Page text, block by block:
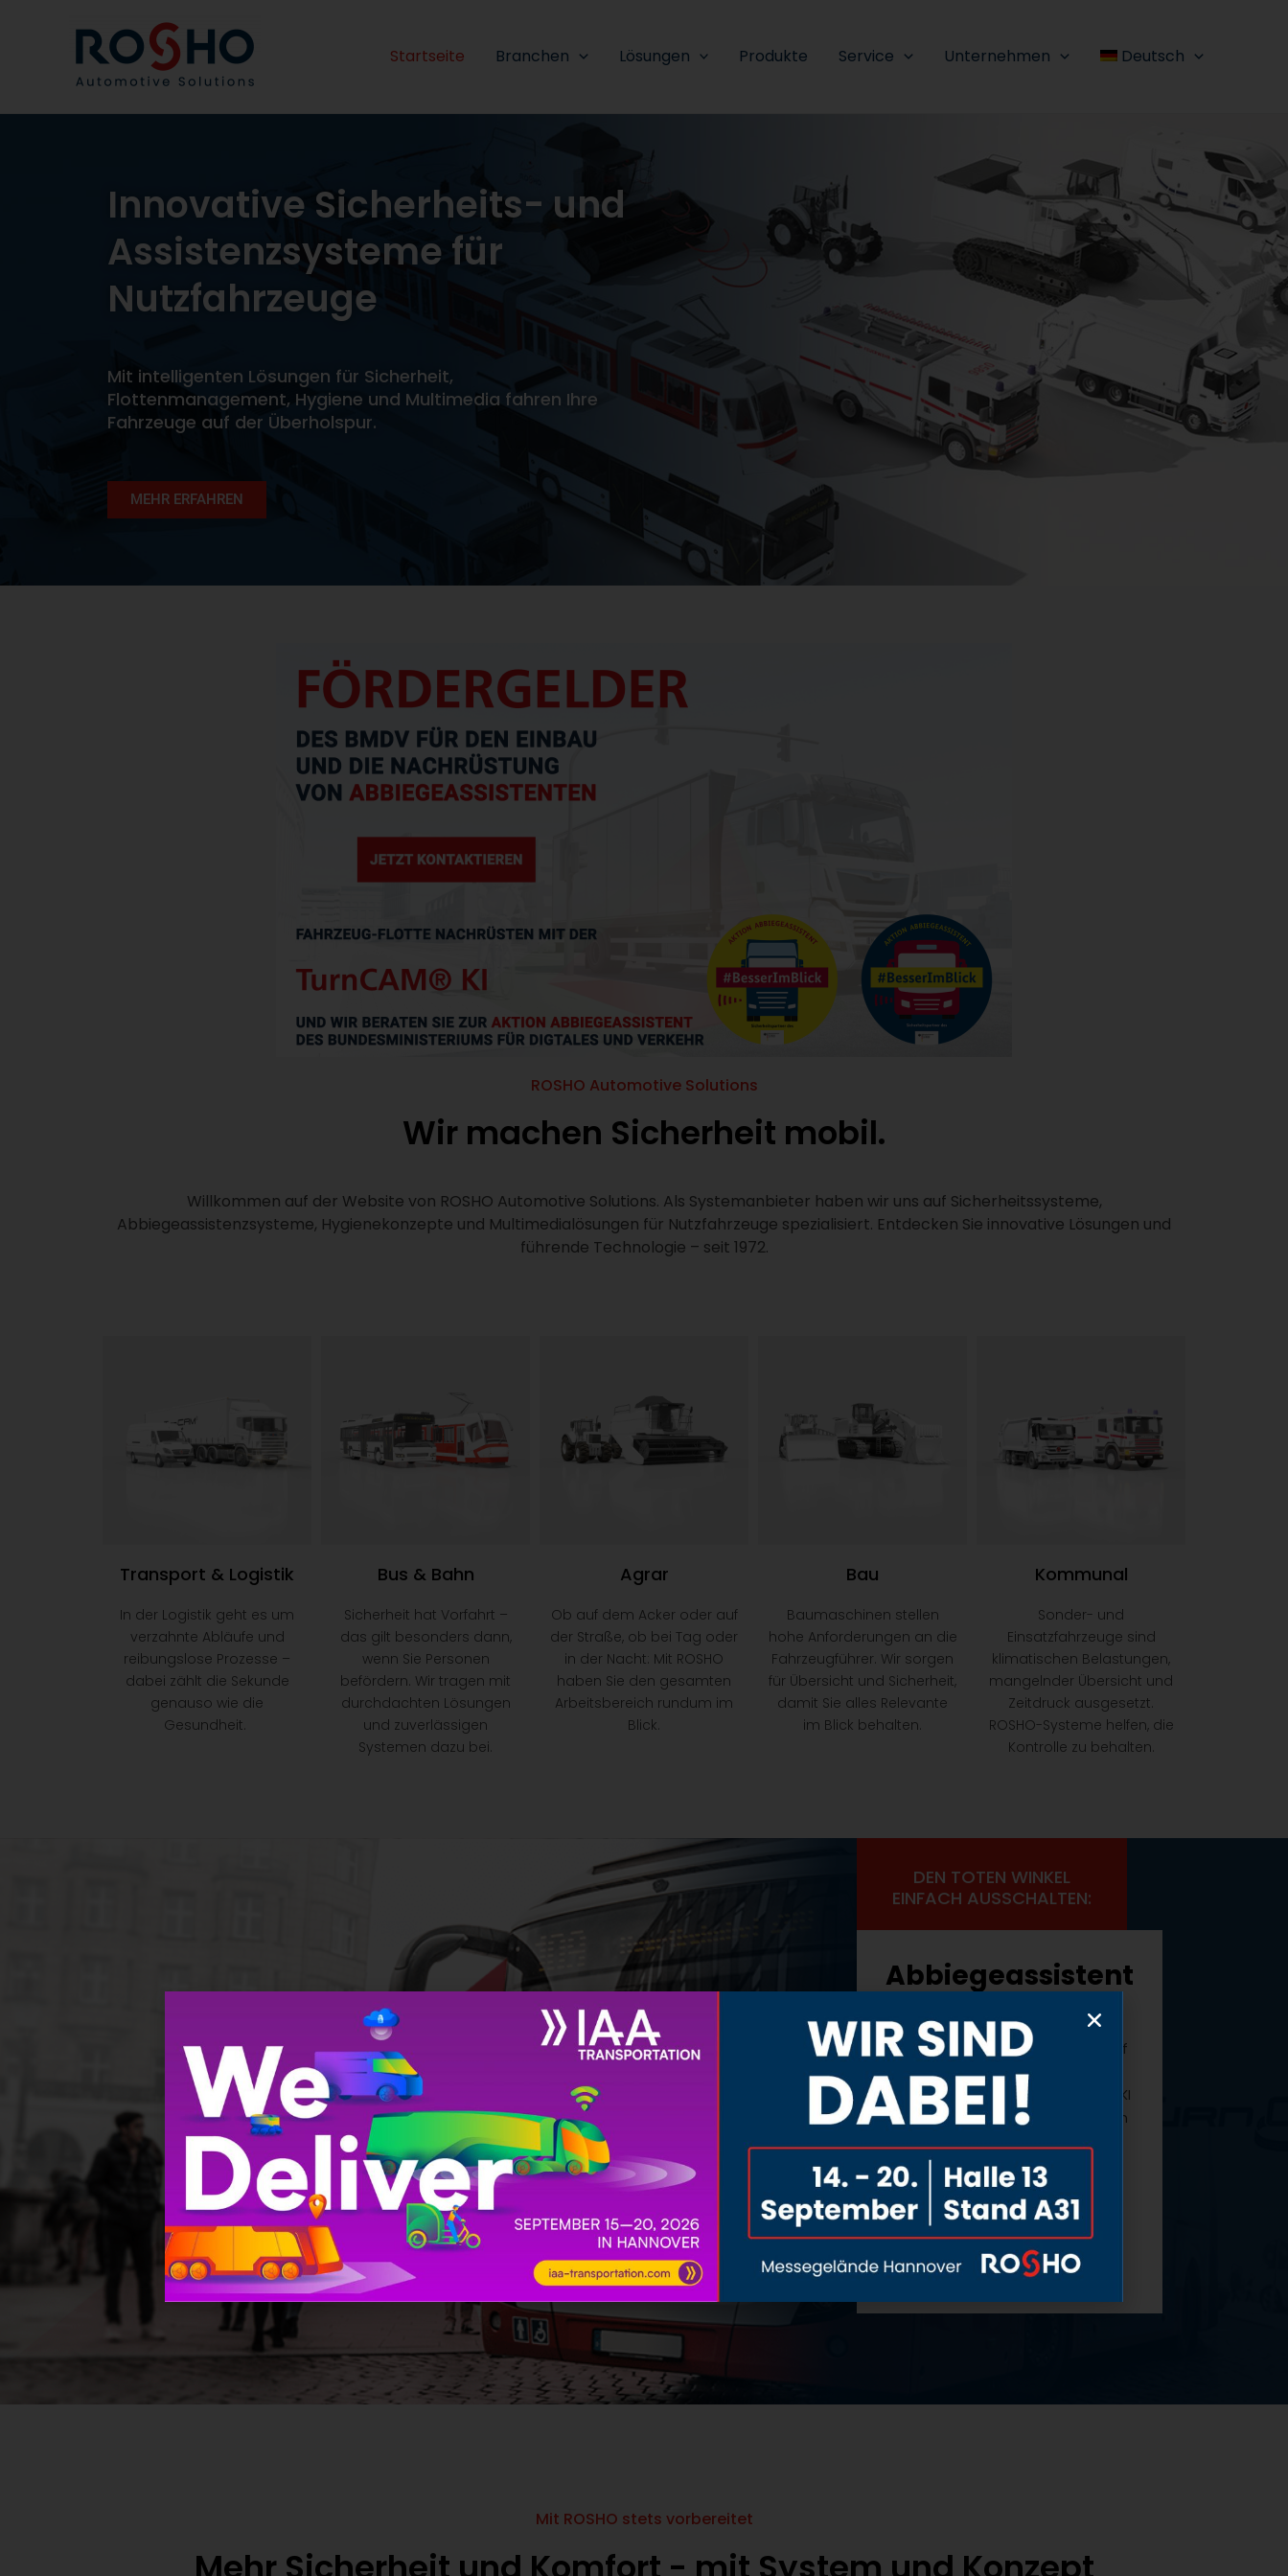
Startseite Branchen Lösungen Produkte Service Unternehmen Deutsch
Innovative Sicherheits- und
Assistenzsysteme für
Nutzfahrzeuge
Mit intelligenten Lösungen für Sicherheit,
Flottenmanagement, Hygiene und Multimedia fahren Ihre
Fahrzeuge auf der Überholspur.
MEHR ERFAHREN
ROSHO Automotive Solutions
Wir machen Sicherheit mobil.
Willkommen auf der Website von ROSHO Automotive Solutions. Als Systemanbieter haben wir uns auf Sicherheitssysteme,
Abbiegeassistenzsysteme, Hygienekonzepte und Multimedialösungen für Nutzfahrzeuge spezialisiert. Entdecken Sie innovative Lösungen und
führende Technologie – seit 1972.
Transport & Logistik​
In der Logistik geht es um
verzahnte Abläufe und
reibungslose Prozesse –
dabei zählt die Sekunde
genauso wie die
Gesundheit.
Bus & Bahn
Sicherheit hat Vorfahrt –
das gilt besonders dann,
wenn Sie Personen
befördern. Wir tragen mit
durchdachten Lösungen
und zuverlässigen
Systemen dazu bei.
Agrar
Ob auf dem Acker oder auf
der Straße, ob bei Tag oder
in der Nacht: Mit ROSHO
haben Sie den gesamten
Arbeitsbereich rundum im
Blick.
Bau
Baumaschinen stellen
hohe Anforderungen an die
Fahrzeugführer. Wir sorgen
für Übersicht und Sicherheit,
damit Sie alles Relevante
im Blick behalten.
Kommunal
Sonder- und
Einsatzfahrzeuge sind
klimatischen Belastungen,
mangelnder Übersicht und
Zeitdruck ausgesetzt.
ROSHO-Systeme helfen, die
Kontrolle zu behalten.
DEN TOTEN WINKEL
EINFACH AUSSCHALTEN:
Abbiegeassistent
TurnCAM® KI
Innovative Kameratechnik trifft auf
intelligente Erkennungssoftware:
Unser Abbiegeassistent TurnCAM® KI
erhöht die Sicherheit im fließenden
Verkehr und minimiert die
Gefährdung von Fußgängern,
Radfahrern und anderen
Verkehrsteilnehmern.
MEHR ERFAHREN
Mit ROSHO stets vorbereitet